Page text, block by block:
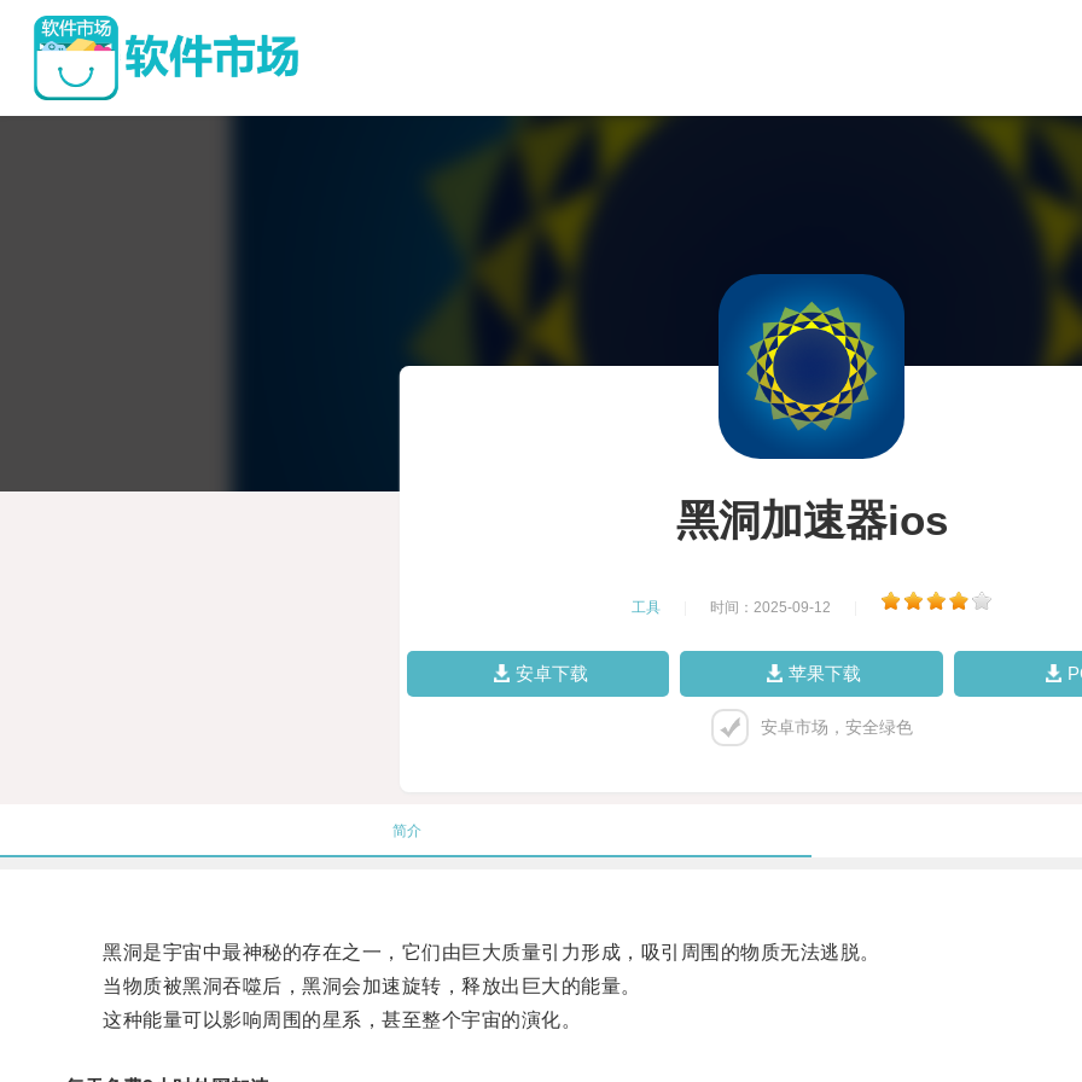
黑洞加速器ios
工具 时间：2025-09-12
安卓下载 苹果下载
安卓市场，安全绿色
简介
黑洞是宇宙中最神秘的存在之一，它们由巨大质量引力形成，吸引周围的物质无法逃脱。
当物质被黑洞吞噬后，黑洞会加速旋转，释放出巨大的能量。
这种能量可以影响周围的星系，甚至整个宇宙的演化。